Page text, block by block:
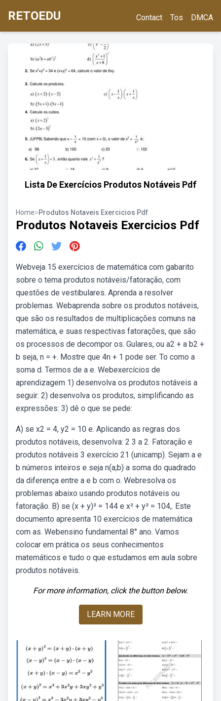
RETOEDU Contact Tos DMCA
Lista De Exercícios Produtos Notáveis Pdf
Home>Produtos Notaveis Exercicios Pdf
Produtos Notaveis Exercicios Pdf
Webveja 15 exercícios de matemática com gabarito
sobre o tema produtos notáveis/fatoração, com
questões de vestibulares. Aprenda a resolver
problemas. Webaprenda sobre os produtos notáveis,
que são os resultados de multiplicações comuns na
matemática, e suas respectivas fatorações, que são
os processos de decompor os. Gulares, ou a2 + a b2 +
b seja, n = +. Mostre que 4n + 1 pode ser. To como a
soma d. Termos de a e. Webexercícios de
aprendizagem 1) desenvolva os produtos notáveis a
seguir: 2) desenvolva os produtos, simplificando as
expressões: 3) dê o que se pede:
A) se x2 = 4, y2 = 10 e. Aplicando as regras dos
produtos notáveis, desenvolva: 2 3 a 2. Fatoração e
produtos notáveis 3 exercício 21 (unicamp). Sejam a e
b números inteiros e seja n(a;b) a soma do quadrado
da diferença entre a e b com o. Webresolva os
problemas abaixo usando produtos notáveis ou
fatoração. B) se (x + y)² = 144 e x² + y² = 104,. Este
documento apresenta 10 exercícios de matemática
com as. Webensino fundamental 8° ano. Vamos
colocar em prática os seus conhecimentos
matemáticos e tudo o que estudamos em aula sobre
produtos notáveis.
For more information, click the button below.
LEARN MORE